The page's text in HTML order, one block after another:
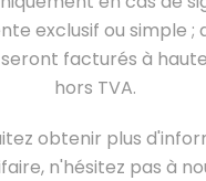
exclusif ou simple ;
facturés à
hors TVA.
obtenir plus
n'hésitez pas à